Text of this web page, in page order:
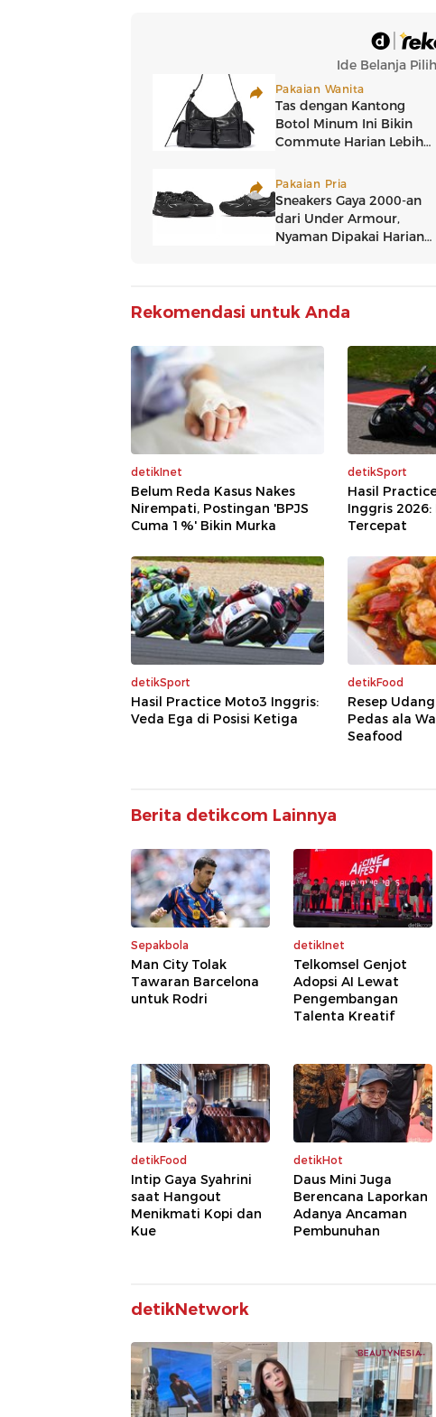
Rekomendasi untuk Anda
detikInet
Belum Reda Kasus Nakes
Nirempati, Postingan 'BPJS
Cuma 1%' Bikin Murka
detikSport
Hasil
Inggris 2026:
Tercepat
detikSport
Hasil Practice Moto3 Inggris:
Veda Ega di Posisi Ketiga
detikFood
Resep
Pedas ala
Seafood
Berita detikcom Lainnya
Sepakbola
Man City Tolak
Tawaran Barcelona
untuk Rodri
detikInet
Telkomsel Genjot
Adopsi AI Lewat
Pengembangan
Talenta Kreatif
detikFood
Intip Gaya Syahrini
saat Hangout
Menikmati Kopi dan
Kue
detikHot
Daus Mini Juga
Berencana Laporkan
Adanya Ancaman
Pembunuhan
detikNetwork